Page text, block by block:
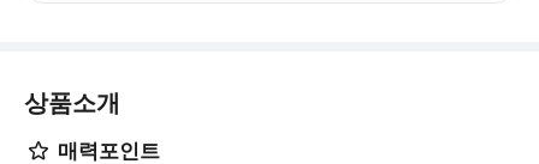
상품소개
매력포인트